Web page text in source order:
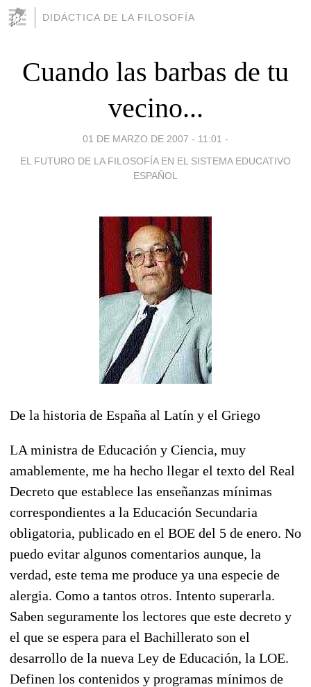
DIDÁCTICA DE LA FILOSOFÍA
Cuando las barbas de tu
vecino...
01 DE MARZO DE 2007 - 11:01 -
EL FUTURO DE LA FILOSOFÍA EN EL SISTEMA EDUCATIVO
ESPAÑOL
De la historia de España al Latín y el Griego
LA ministra de Educación y Ciencia, muy
amablemente, me ha hecho llegar el texto del Real
Decreto que establece las enseñanzas mínimas
correspondientes a la Educación Secundaria
obligatoria, publicado en el BOE del 5 de enero. No
puedo evitar algunos comentarios aunque, la
verdad, este tema me produce ya una especie de
alergia. Como a tantos otros. Intento superarla.
Saben seguramente los lectores que este decreto y
el que se espera para el Bachillerato son el
desarrollo de la nueva Ley de Educación, la LOE.
Definen los contenidos y programas mínimos de